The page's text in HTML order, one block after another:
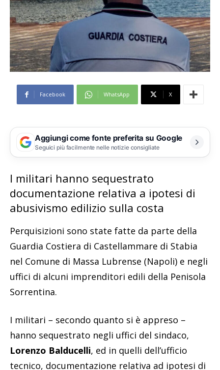
Facebook WhatsApp X
Aggiungi come fonte preferita su Google
Seguici più facilmente nelle notizie consigliate
I militari hanno sequestrato
documentazione relativa a ipotesi di
abusivismo edilizio sulla costa
Perquisizioni sono state fatte da parte della
Guardia Costiera di Castellammare di Stabia
nel Comune di Massa Lubrense (Napoli) e negli
uffici di alcuni imprenditori edili della Penisola
Sorrentina.
I militari – secondo quanto si è appreso –
hanno sequestrato negli uffici del sindaco,
Lorenzo Balducelli, ed in quelli dell’ufficio
tecnico, documentazione relativa ad ipotesi di